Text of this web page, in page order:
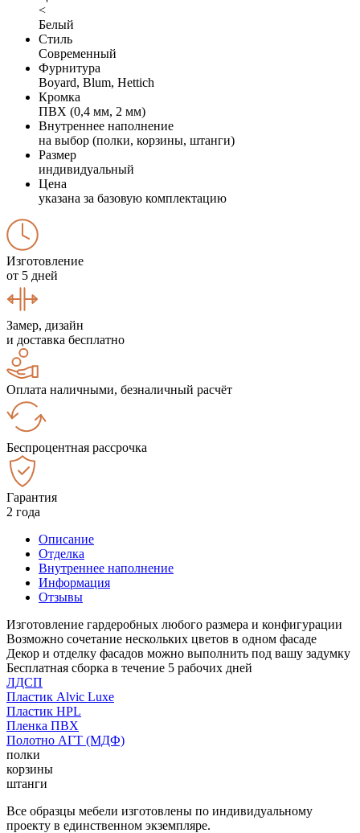
<
Белый
Стиль
Современный
Фурнитура
Boyard, Blum, Hettich
Кромка
ПВХ (0,4 мм, 2 мм)
Внутреннее наполнение
на выбор (полки, корзины, штанги)
Размер
индивидуальный
Цена
указана за базовую комплектацию
Изготовление
от 5 дней
Замер, дизайн
и доставка бесплатно
Оплата наличными, безналичный расчёт
Беспроцентная рассрочка
Гарантия
2 года
Описание
Отделка
Внутреннее наполнение
Информация
Отзывы
Изготовление гардеробных любого размера и конфигурации
Возможно сочетание нескольких цветов в одном фасаде
Декор и отделку фасадов можно выполнить под вашу задумку
Бесплатная сборка в течение 5 рабочих дней
ЛДСП
Пластик Alvic Luxe
Пластик HPL
Пленка ПВХ
Полотно АГТ (МДФ)
полки
корзины
штанги
Все образцы мебели изготовлены по индивидуальному
проекту в единственном экземпляре.